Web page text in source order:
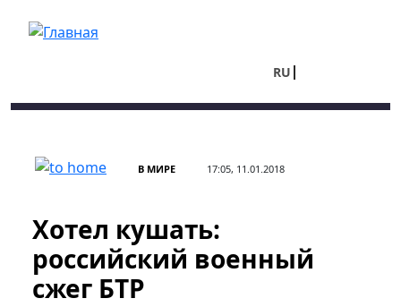
RU
В МИРЕ 17:05, 11.01.2018
Хотел кушать:
российский военный
сжег БТР